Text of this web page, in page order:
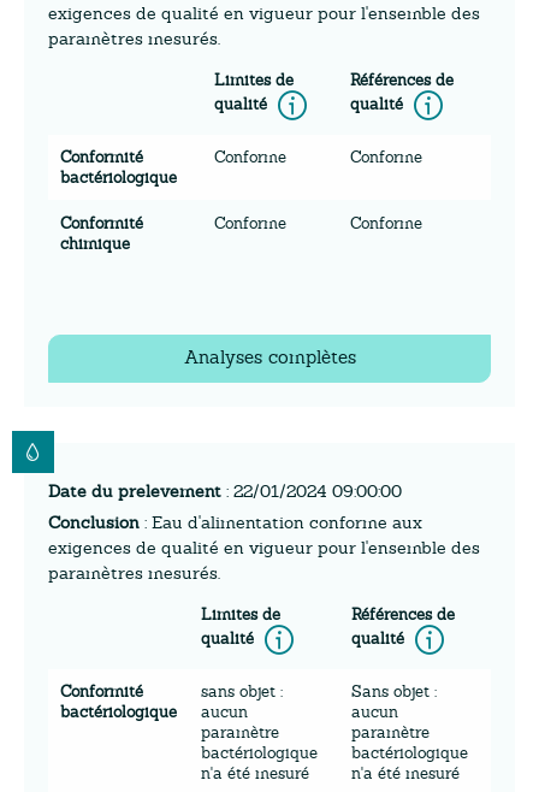
exigences de qualité en vigueur pour l'ensemble des
paramètres mesurés.
Limites de
qualité
Information
Références de
qualité
Conformité
bactériologique
Conforme Conforme
Conformité
chimique
Conforme Conforme
Analyses complètes
Date du prelevement : 22/01/2024 09:00:00
Conclusion : Eau d'alimentation conforme aux
exigences de qualité en vigueur pour l'ensemble des
paramètres mesurés.
Limites de
qualité
Information
Références de
qualité
Conformité
bactériologique
sans objet :
aucun
paramètre
bactériologique
n'a été mesuré
Sans objet :
aucun
paramètre
bactériologique
n'a été mesuré